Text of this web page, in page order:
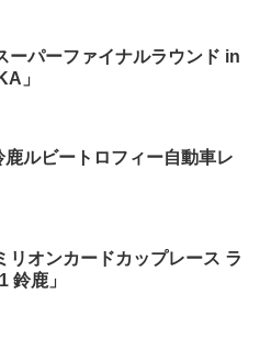
スーパーファイナルラウンド in
」
鹿ルビートロフィー自動車レ
ミリオンカードカップレース ラ
鈴鹿」